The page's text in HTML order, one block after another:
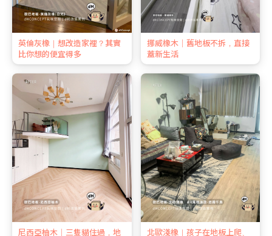
英倫灰橡｜想改造家裡？其實
比你想的便宜得多
挪威橡木｜舊地板不拆，直接
蓋新生活
尼西亞柚木｜三隻貓住過，地
北歐淺橡｜孩子在地板上爬、